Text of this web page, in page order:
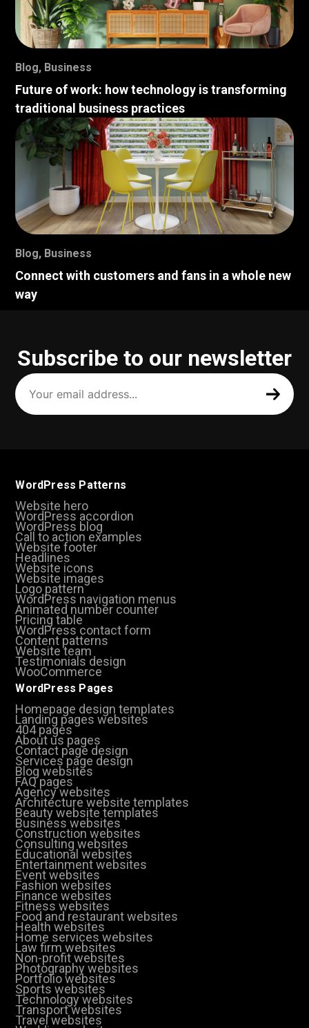
Blog, Business
Future of work: how technology is transforming
traditional business practices
Blog, Business
Connect with customers and fans in a whole new
way
Subscribe to our newsletter
Your
email
address
(Required)
WordPress Patterns
Website hero
WordPress accordion
WordPress blog
Call to action examples
Website footer
Headlines
Website icons
Website images
Logo pattern
WordPress navigation menus
Animated number counter
Pricing table
WordPress contact form
Content patterns
Website team
Testimonials design
WooCommerce
WordPress Pages
Homepage design templates
Landing pages websites
404 pages
About us pages
Contact page design
Services page design
Blog websites
FAQ pages
Agency websites
Architecture website templates
Beauty website templates
Business websites
Construction websites
Consulting websites
Educational websites
Entertainment websites
Event websites
Fashion websites
Finance websites
Fitness websites
Food and restaurant websites
Health websites
Home services websites
Law firm websites
Non-profit websites
Photography websites
Portfolio websites
Sports websites
Technology websites
Transport websites
Travel websites